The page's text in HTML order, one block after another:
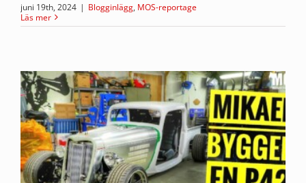
juni 19th, 2024 | Blogginlägg, MOS-reportage
Läs mer